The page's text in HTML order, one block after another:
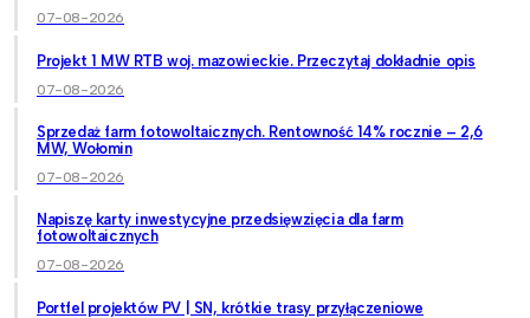
07-08-2026
Projekt 1 MW RTB woj. mazowieckie. Przeczytaj dokładnie opis
07-08-2026
Sprzedaż farm fotowoltaicznych. Rentowność 14% rocznie – 2,6
MW, Wołomin
07-08-2026
Napiszę karty inwestycyjne przedsięwzięcia dla farm
fotowoltaicznych
07-08-2026
Portfel projektów PV | SN, krótkie trasy przyłączeniowe